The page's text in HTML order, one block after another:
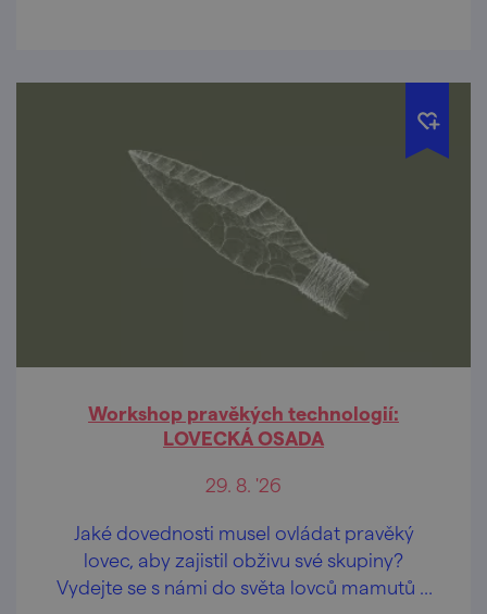
Workshop pravěkých technologií:
LOVECKÁ OSADA
29. 8. '26
Jaké dovednosti musel ovládat pravěký
lovec, aby zajistil obživu své skupiny?
Vydejte se s námi do světa lovců mamutů a